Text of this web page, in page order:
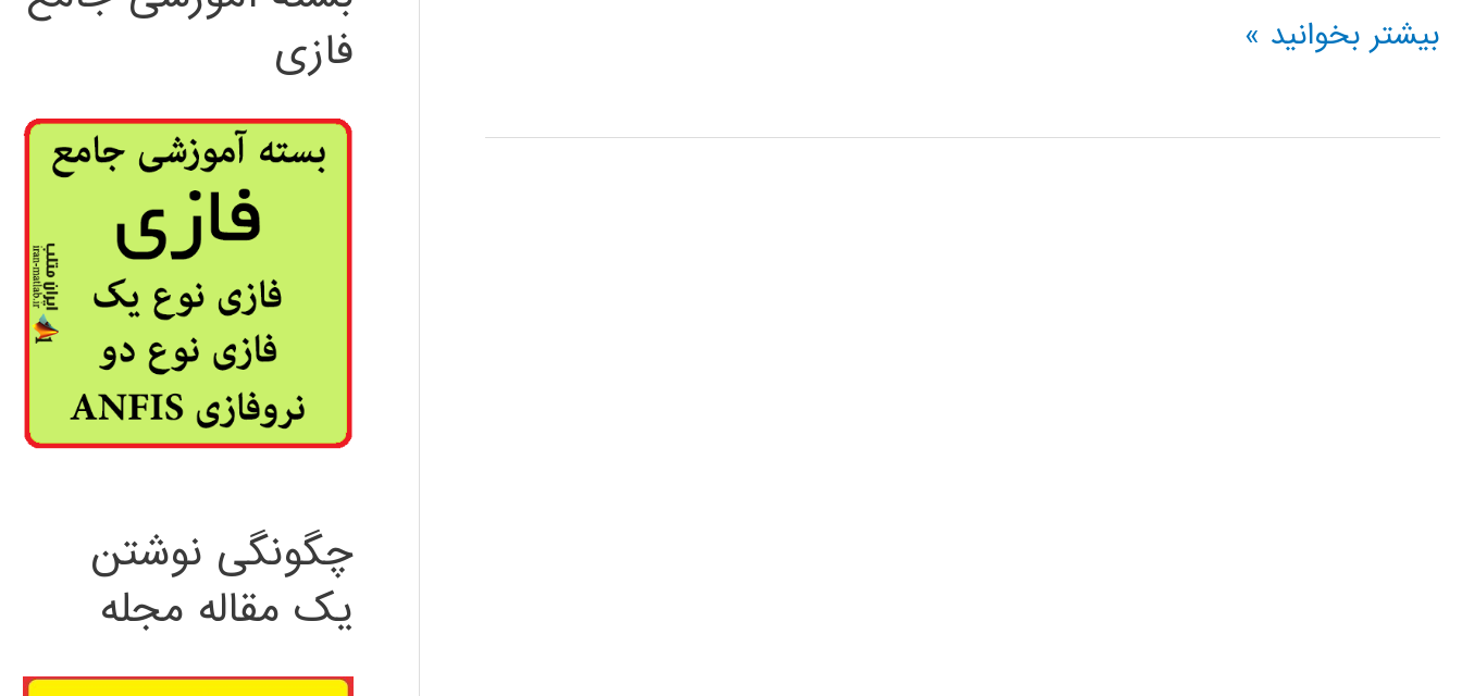
بهینه
(optimization)
بیشتر بخوانید »
فازی
چگونگی نوشتن
یک مقاله مجله